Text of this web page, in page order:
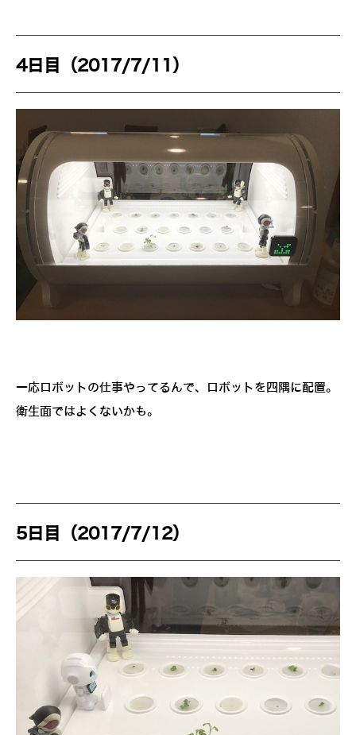
4日目（2017/7/11）
一応ロボットの仕事やってるんで、ロボットを四隅に配置。
衛生面ではよくないかも。
5日目（2017/7/12）